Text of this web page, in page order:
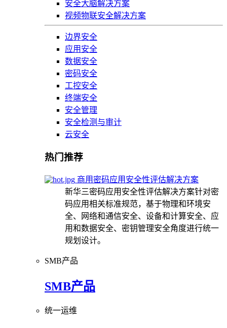
安全大脑解决方案
视频物联安全解决方案
边界安全
应用安全
数据安全
密码安全
工控安全
终端安全
安全管理
安全检测与审计
云安全
热门推荐
商用密码应用安全性评估解决方案
新华三密码应用安全性评估解决方案针对密
码应用相关标准规范，基于物理和环境安
全、网络和通信安全、设备和计算安全、应
用和数据安全、密钥管理安全角度进行统一
规划设计。
SMB产品
SMB产品
统一运维